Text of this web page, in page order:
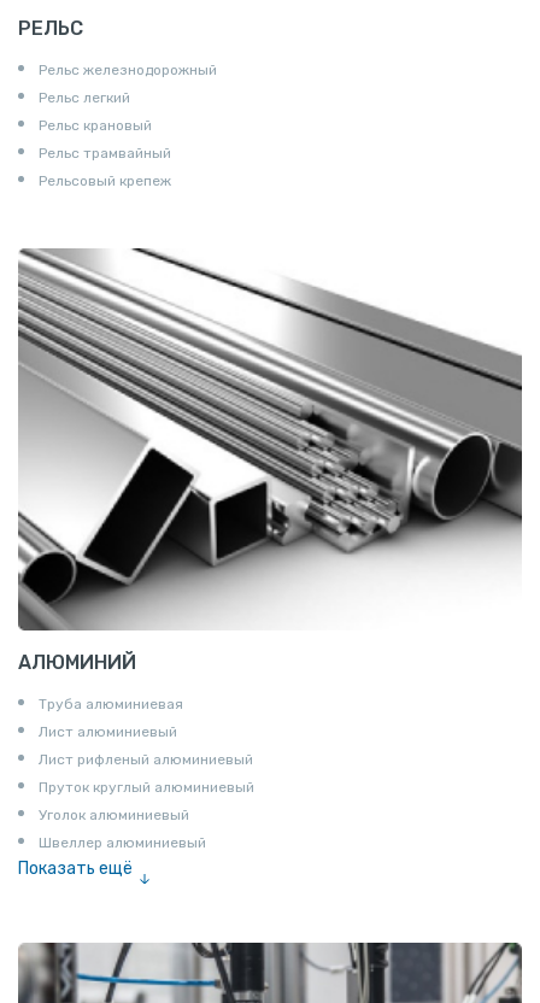
РЕЛЬС
Рельс железнодорожный
Рельс легкий
Рельс крановый
Рельс трамвайный
Рельсовый крепеж
АЛЮМИНИЙ
Труба алюминиевая
Лист алюминиевый
Лист рифленый алюминиевый
Пруток круглый алюминиевый
Уголок алюминиевый
Швеллер алюминиевый
Показать ещё
Шина электротехническая
Алюминиевая плита